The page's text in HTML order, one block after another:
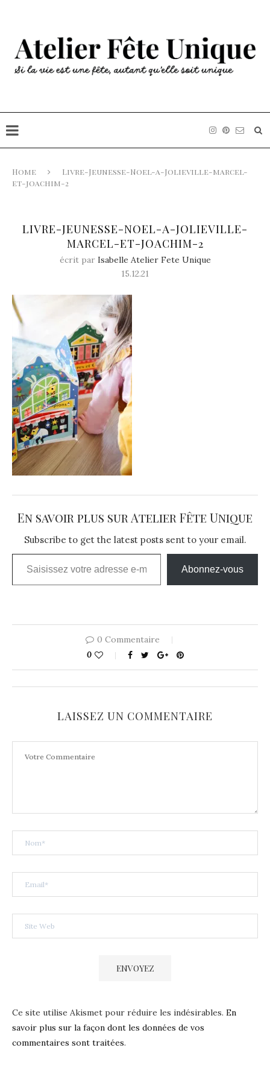
Home
Livre-Jeunesse-Noel-a-Jolieville-marcel-
et-joachim-2
LIVRE-JEUNESSE-NOEL-A-JOLIEVILLE-
MARCEL-ET-JOACHIM-2
écrit par Isabelle Atelier Fete Unique
15.12.21
En savoir plus sur Atelier Fête Unique
Subscribe to get the latest posts sent to your email.
Saisissez votre adresse e-mail…
Abonnez-vous
0 Commentaire
0
LAISSEZ UN COMMENTAIRE
Ce site utilise Akismet pour réduire les indésirables. En
savoir plus sur la façon dont les données de vos
commentaires sont traitées.